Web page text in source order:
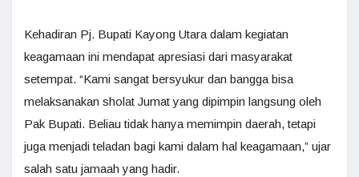
Kehadiran Pj. Bupati Kayong Utara dalam kegiatan
keagamaan ini mendapat apresiasi dari masyarakat
setempat. “Kami sangat bersyukur dan bangga bisa
melaksanakan sholat Jumat yang dipimpin langsung oleh
Pak Bupati. Beliau tidak hanya memimpin daerah, tetapi
juga menjadi teladan bagi kami dalam hal keagamaan,” ujar
salah satu jamaah yang hadir.